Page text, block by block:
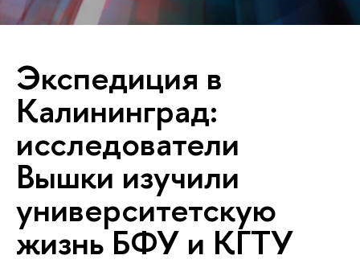
Экспедиция в
Калининград:
исследователи
Вышки изучили
университетскую
жизнь БФУ и КГТУ